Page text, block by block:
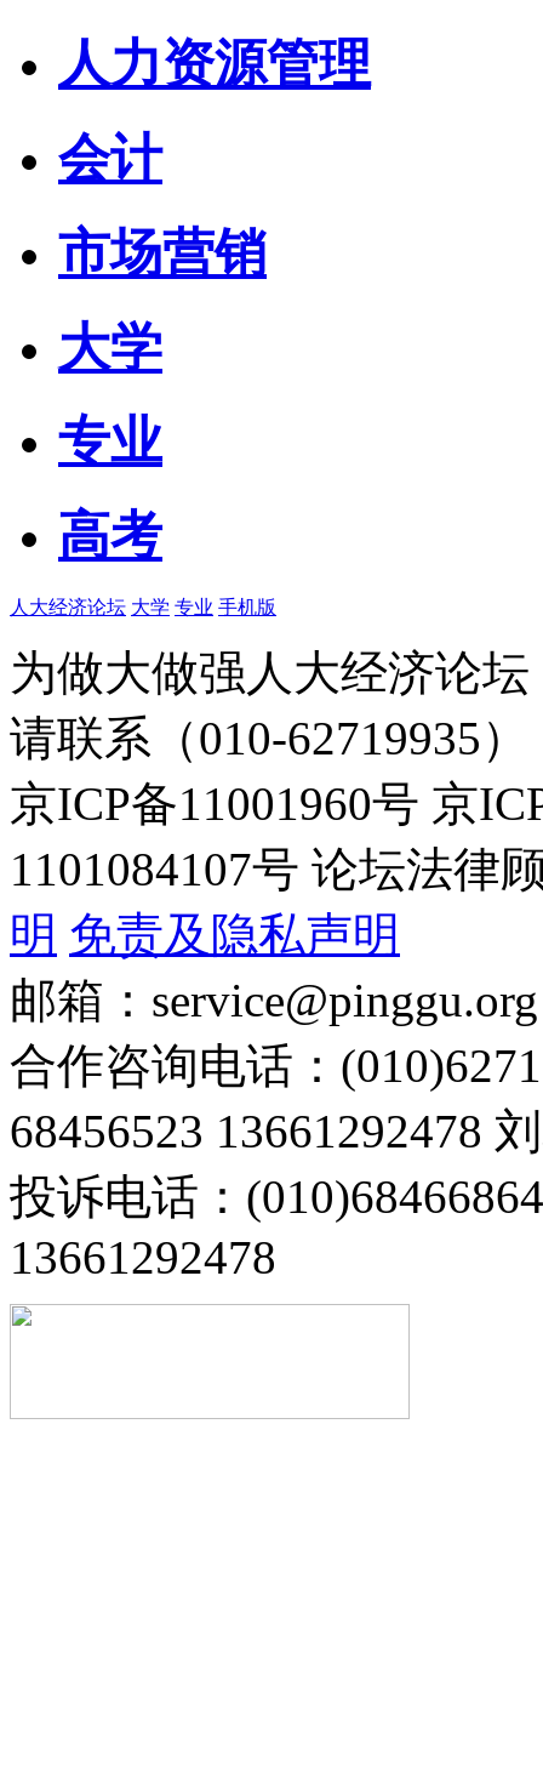
人力资源管理
会计
市场营销
大学
专业
高考
人大经济论坛 大学 专业 手机版
为做大做强人大经济论
请联系（010-62719935）
京ICP备11001960号 京
1101084107号 论坛法律
明 免责及隐私声明
邮箱：service@pinggu.org
合作咨询电话：
68456523 13661292478
投诉电话：
13661292478